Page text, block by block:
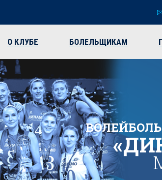
О КЛУБЕ БОЛЕЛЬЩИКАМ